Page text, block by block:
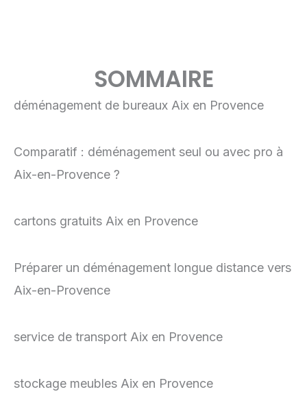
SOMMAIRE
déménagement de bureaux Aix en Provence
Comparatif : déménagement seul ou avec pro à
Aix-en-Provence ?
cartons gratuits Aix en Provence
Préparer un déménagement longue distance vers
Aix-en-Provence
service de transport Aix en Provence
stockage meubles Aix en Provence